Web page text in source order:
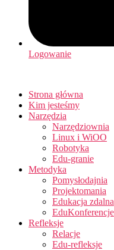
Logowanie
Strona główna
Kim jesteśmy
Narzędzia
Narzędziownia
Linux i WiOO
Robotyka
Edu-granie
Metodyka
Pomysłodajnia
Projektomania
Edukacja zdalna
EduKonferencje
Refleksje
Relacje
Edu-refleksje